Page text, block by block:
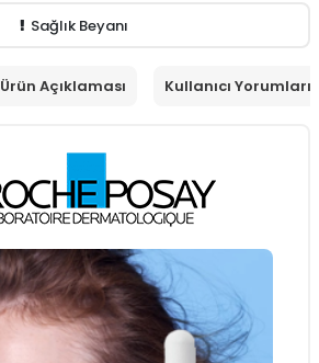
Sağlık Beyanı
Ürün Açıklaması Kullanıcı Yorumları